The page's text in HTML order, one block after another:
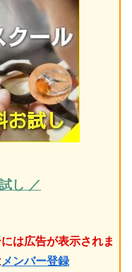
し ／
は広告が表示されま
メンバー登録